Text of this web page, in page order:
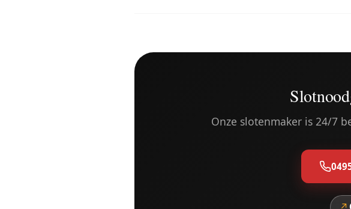
Onze slotenmaker is 24/7